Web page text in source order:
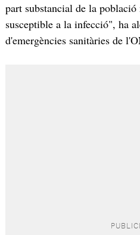
part substancial de la
susceptible a la infecció", ha
d'emergències sanitàries de